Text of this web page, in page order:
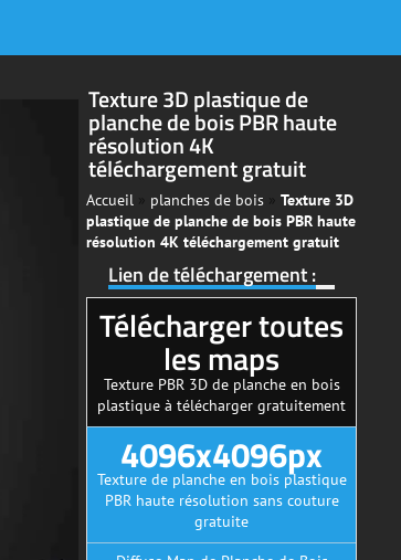
Texture 3D plastique de
planche de bois PBR haute
résolution 4K
téléchargement gratuit
Accueil planches de bois
Texture 3D
plastique de planche de bois PBR haute
résolution 4K téléchargement gratuit
Lien de téléchargement :
Télécharger toutes
les maps
Texture PBR 3D de planche en bois
plastique à télécharger gratuitement
4096x4096px
Texture de planche en bois plastique
PBR haute résolution sans couture
gratuite